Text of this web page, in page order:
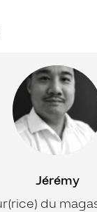
Jérémy
du